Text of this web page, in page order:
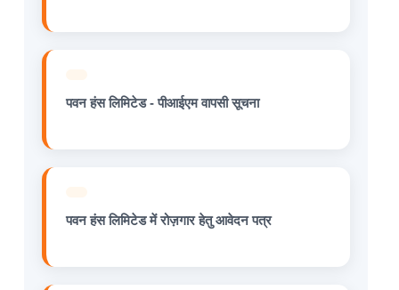
पवन हंस लिमिटेड - पीआईएम वापसी सूचना
पवन हंस लिमिटेड में रोज़गार हेतु आवेदन पत्र